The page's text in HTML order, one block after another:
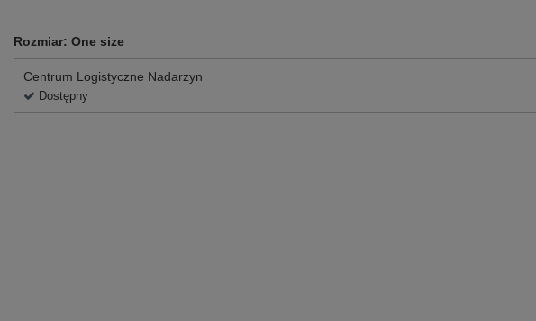
Rozmiar: One size
Centrum Logistyczne Nadarzyn
Dostępny